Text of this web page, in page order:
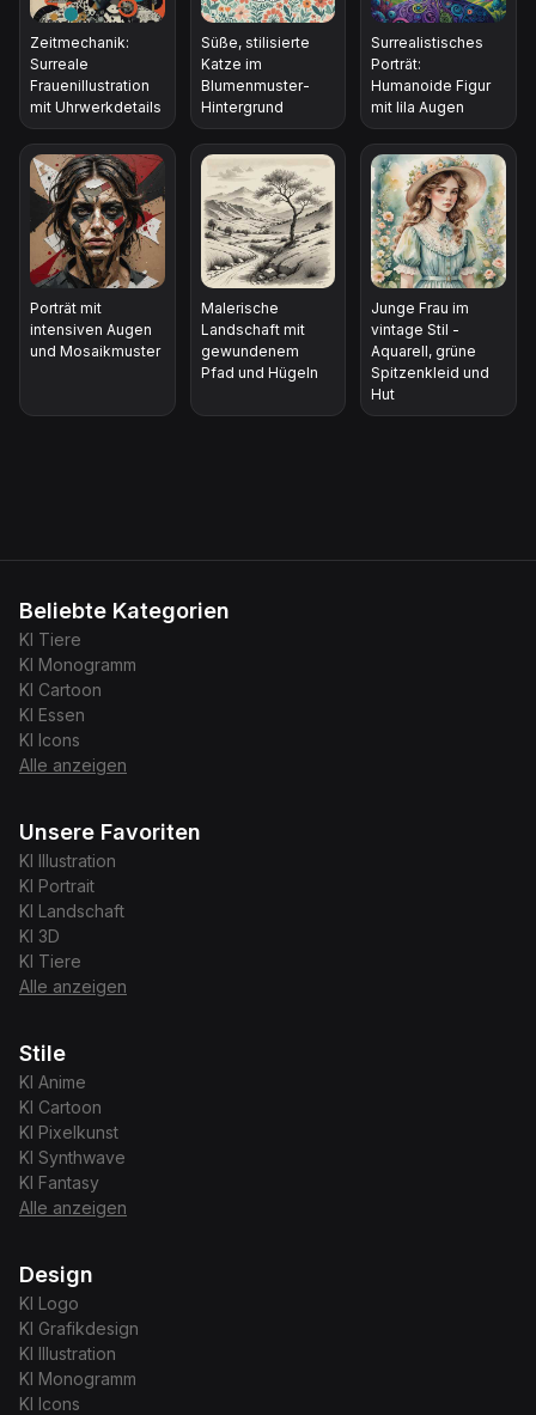
Zeitmechanik:
Surreale
Frauenillustration
mit Uhrwerkdetails
Süße, stilisierte
Katze im
Blumenmuster-
Hintergrund
Surrealistisches
Porträt:
Humanoide Figur
mit lila Augen
Porträt mit
intensiven Augen
und Mosaikmuster
Malerische
Landschaft mit
gewundenem
Pfad und Hügeln
Junge Frau im
vintage Stil -
Aquarell, grüne
Spitzenkleid und
Hut
Beliebte Kategorien
KI Tiere
KI Monogramm
KI Cartoon
KI Essen
KI
Icons
Alle anzeigen
Unsere Favoriten
KI
Illustration
KI Portrait
KI Landschaft
KI 3D
KI Tiere
Alle anzeigen
Stile
KI Anime
KI Cartoon
KI Pixelkunst
KI Synthwave
KI Fantasy
Alle anzeigen
Design
KI Logo
KI Grafikdesign
KI
Illustration
KI Monogramm
KI
Icons